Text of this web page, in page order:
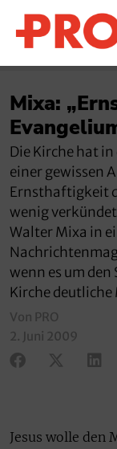
Mixa:
Die Kirche hat
einer gewissen
Ernsthaftigkeit
wenig
Walter Mixa in
wenn es um den
Kirche
Von PRO
2. Juni 2009
Jesus wolle den